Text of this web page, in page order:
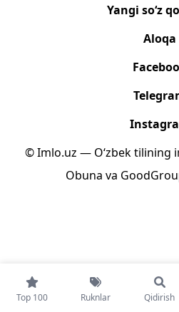
Top 100 Ruknlar Qidirish
Yangi so‘z
Aloqa
© Imlo.uz — O‘zbek tilining
Obuna va